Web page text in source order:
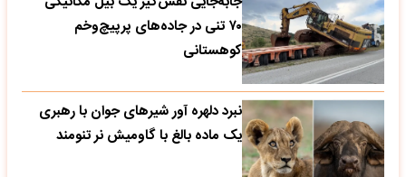
۷۰ تنی در جاده‌های پرپیچ‌وخم
کوهستانی
نبرد دلهره آور شیرهای جوان با رهبری
یک ماده بالغ با گاومیش نر تنومند